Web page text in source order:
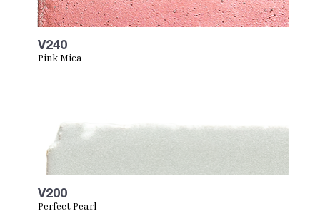
V240
Pink Mica
V200
Perfect Pearl